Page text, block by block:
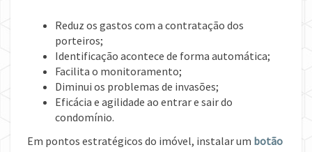
Reduz os gastos com a contratação dos
porteiros;
Identificação acontece de forma automática;
Facilita o monitoramento;
Diminui os problemas de invasões;
Eficácia e agilidade ao entrar e sair do
condomínio.
Em pontos estratégicos do imóvel, instalar um botão